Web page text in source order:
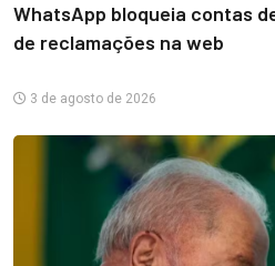
WhatsApp bloqueia contas
de reclamações na web
3 de agosto de 2026